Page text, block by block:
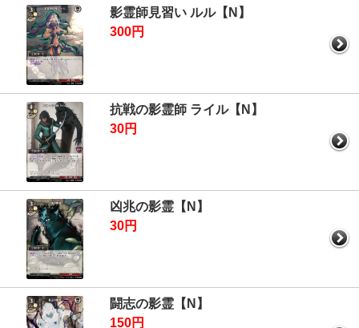
影霊師見習い ルル【N】
300円
抗戦の影霊師 ライル【N】
30円
凶兆の影霊【N】
30円
闘志の影霊【N】
150円